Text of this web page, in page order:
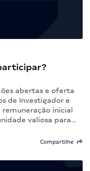
abertas e oferta
de Investigador e
inicial
valiosa para…
Compartilhe